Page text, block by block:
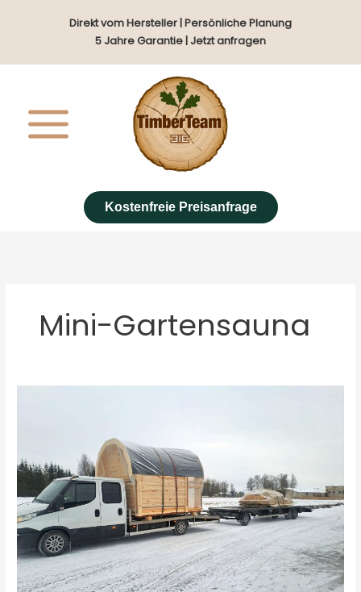
Direkt vom Hersteller | Persönliche Planung
5 Jahre Garantie | Jetzt anfragen
Kostenfreie Preisanfrage
Mini-Gartensauna
für
zwei
Personen